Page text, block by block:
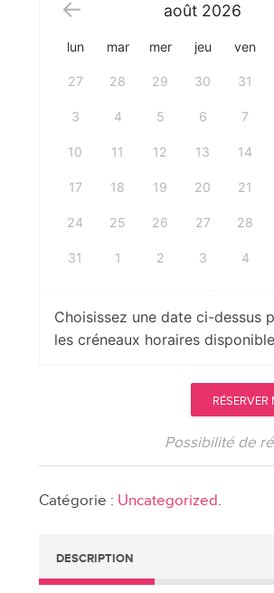
août 2026
lun mar mer jeu ven
27 28 29 30 31
3 4 5 6 7
10 11 12 13 14
17 18 19 20 21
24 25 26 27 28
31 1 2 3 4
Choisissez une date ci-dessus
les créneaux horaires
de
Réunion
Possibilité de
Catégorie : Uncategorized.
DESCRIPTION